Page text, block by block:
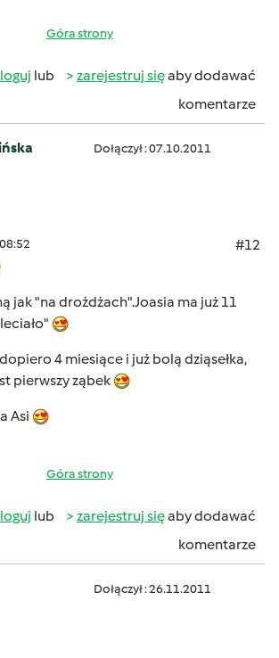
Góra strony
lub zarejestruj sięaby dodawać
komentarze
Dołączył : 07.10.2011
#12
jak "na drożdżach".Joasia ma już 11
4 miesiące i już bolą dziąsełka,
pierwszy ząbek
Asi
Góra strony
lub zarejestruj sięaby dodawać
komentarze
Dołączył : 26.11.2011